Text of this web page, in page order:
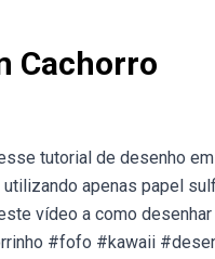
Cachorro
tutorial de desenho
apenas papel
vídeo a como
#fofo #kawaii